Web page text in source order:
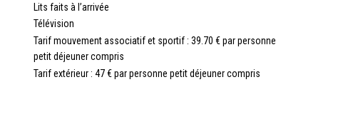
Lits faits à l’arrivée
Télévision
Tarif mouvement associatif et sportif : 39.70 € par personne
petit déjeuner compris
Tarif extérieur : 47 € par personne petit déjeuner compris